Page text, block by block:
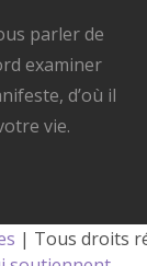
parler de
examiner
d’où il
vie.
| Tous droits